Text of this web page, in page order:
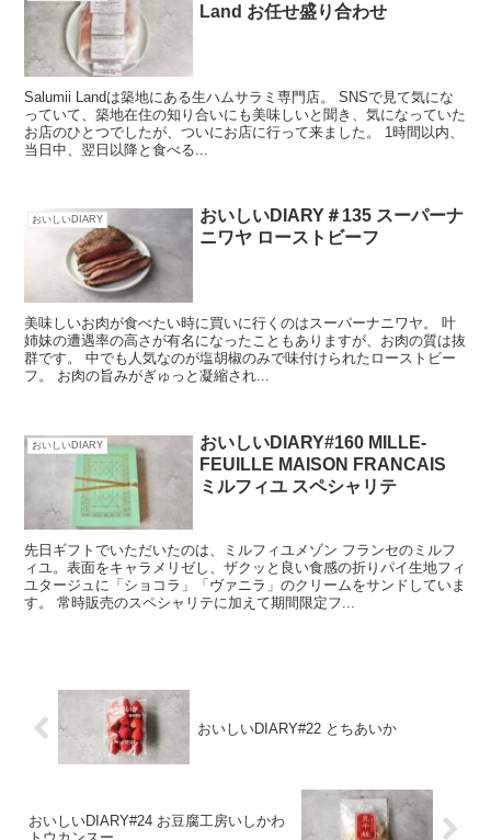
Land お任せ盛り合わせ
Salumii Landは築地にある生ハムサラミ専門店。 SNSで見て気にな
っていて、築地在住の知り合いにも美味しいと聞き、気になっていた
お店のひとつでしたが、ついにお店に行って来ました。 1時間以内、
当日中、翌日以降と食べる...
おいしいDIARY
おいしいDIARY＃135 スーパーナ
ニワヤ ローストビーフ
美味しいお肉が食べたい時に買いに行くのはスーパーナニワヤ。 叶
姉妹の遭遇率の高さが有名になったこともありますが、お肉の質は抜
群です。 中でも人気なのが塩胡椒のみで味付けられたローストビー
フ。 お肉の旨みがぎゅっと凝縮され...
おいしいDIARY
おいしいDIARY#160 MILLE-
FEUILLE MAISON FRANCAIS
ミルフィユ スペシャリテ
先日ギフトでいただいたのは、ミルフィユメゾン フランセのミルフ
ィユ。表面をキャラメリゼし、ザクッと良い食感の折りパイ生地フィ
ユタージュに「ショコラ」「ヴァニラ」のクリームをサンドしていま
す。 常時販売のスペシャリテに加えて期間限定フ...
おいしいDIARY#22 とちあいか
おいしいDIARY#24 お豆腐工房いしかわ